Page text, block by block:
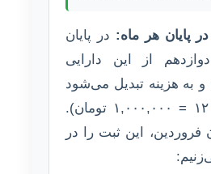
در پایان
از این دارایی
هزینه تبدیل می‌شود
(۱۲,۰۰۰,۰۰۰ / ۱۲ = ۱,۰۰۰,۰۰۰ تومان).
فروردین، این ثبت را در